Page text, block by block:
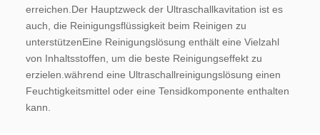
erreichen.Der Hauptzweck der Ultraschallkavitation ist es
auch, die Reinigungsflüssigkeit beim Reinigen zu
unterstützenEine Reinigungslösung enthält eine Vielzahl
von Inhaltsstoffen, um die beste Reinigungseffekt zu
erzielen.während eine Ultraschallreinigungslösung einen
Feuchtigkeitsmittel oder eine Tensidkomponente enthalten
kann.